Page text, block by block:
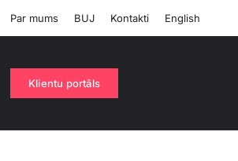
Par mums BUJ Kontakti English
Klientu portāls